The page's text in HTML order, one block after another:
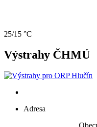
25/15 °C
Výstrahy ČHMÚ
Adresa